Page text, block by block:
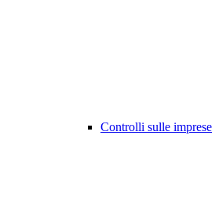
Controlli sulle imprese